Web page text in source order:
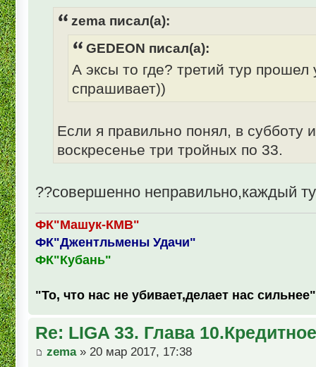
zema писал(а):
GEDEON писал(а):
А эксы то где? третий тур
спрашивает))
Если я правильно понял, в субботу
воскресенье три тройных по 33.
??совершенно неправильно,каждый
ФК"Машук-КМВ"
ФК"Джентльмены Удачи"
ФК"Кубань"
"То, что нас не убивает,делает нас сильнее"
Re: LIGA 33. Глава
zema» 20 мар 2017, 17:38